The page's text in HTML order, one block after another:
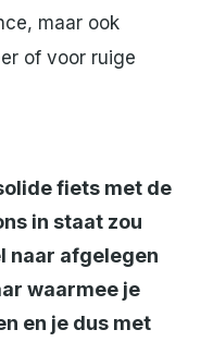
maar ook
of voor ruige
fiets met de
in staat zou
naar afgelegen
waarmee je
en je dus met